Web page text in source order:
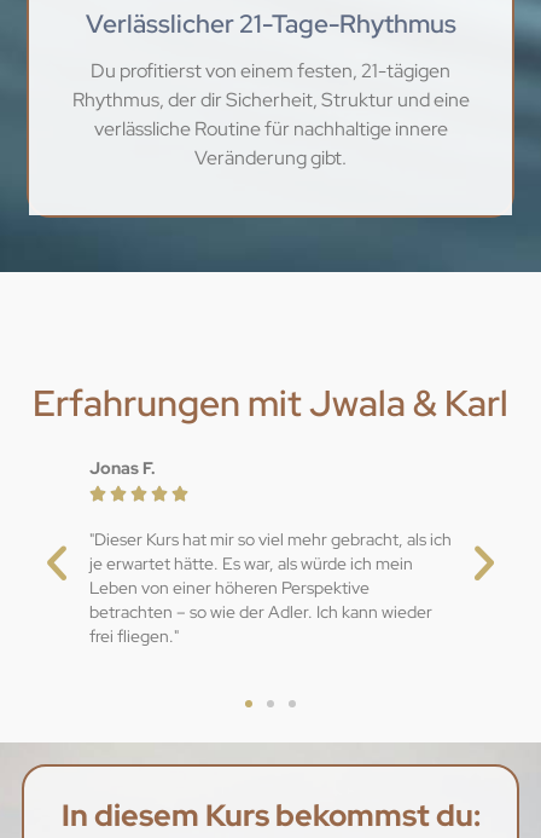
Verlässlicher 21-Tage-Rhythmus
Du profitierst von einem festen, 21-tägigen
Rhythmus, der dir Sicherheit, Struktur und eine
verlässliche Routine für nachhaltige innere
Veränderung gibt.
Erfahrungen mit Jwala & Karl
Jonas F.
    
"Dieser Kurs hat mir so viel mehr gebracht, als ich
je erwartet hätte. Es war, als würde ich mein
Leben von einer höheren Perspektive
betrachten – so wie der Adler. Ich kann wieder
frei fliegen."
In diesem Kurs bekommst du: